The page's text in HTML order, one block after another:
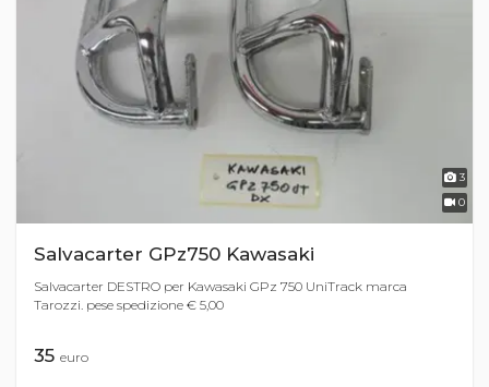
3
0
Salvacarter GPz750 Kawasaki
Salvacarter DESTRO per Kawasaki GPz 750 UniTrack marca
Tarozzi. pese spedizione € 5,00
35 euro